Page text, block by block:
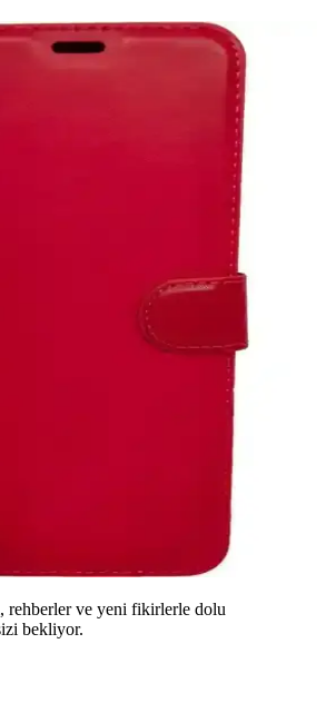
rehberler ve yeni fikirlerle dolu
bekliyor.